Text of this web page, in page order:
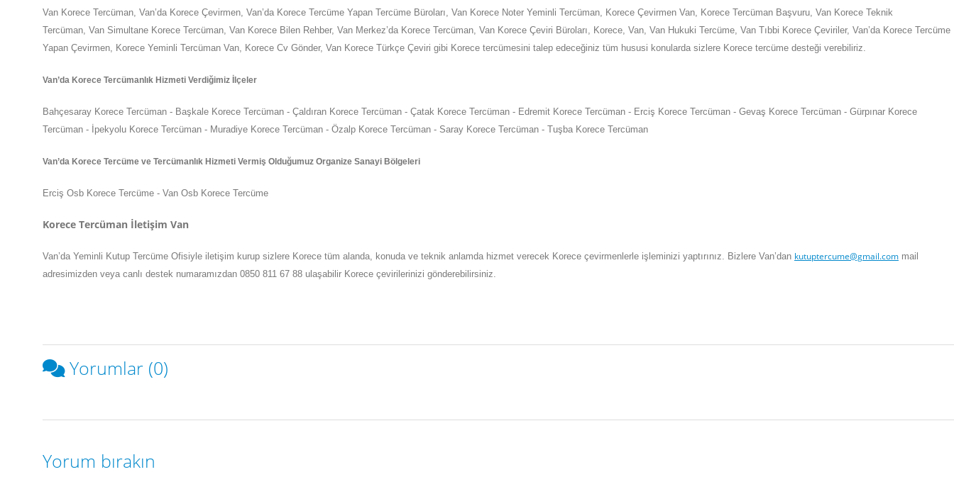
Van Korece Tercüman, Van’da Korece Çevirmen, Van’da Korece Tercüme Yapan Tercüme Büroları, Van Korece Noter Yeminli Tercüman, Korece Çevirmen Van, Korece Tercüman Başvuru, Van Korece Teknik
Tercüman, Van Simultane Korece Tercüman, Van Korece Bilen Rehber, Van Merkez’da Korece Tercüman, Van Korece Çeviri Büroları, Korece, Van, Van Hukuki Tercüme, Van Tıbbi Korece Çeviriler, Van’da Korece Tercüme
Yapan Çevirmen, Korece Yeminli Tercüman Van, Korece Cv Gönder, Van Korece Türkçe Çeviri gibi Korece tercümesini talep edeceğiniz tüm hususi konularda sizlere Korece tercüme desteği verebiliriz.
Van’da Korece Tercümanlık Hizmeti Verdiğimiz İlçeler
Bahçesaray Korece Tercüman - Başkale Korece Tercüman - Çaldıran Korece Tercüman - Çatak Korece Tercüman - Edremit Korece Tercüman - Erciş Korece Tercüman - Gevaş Korece Tercüman - Gürpınar Korece
Tercüman - İpekyolu Korece Tercüman - Muradiye Korece Tercüman - Özalp Korece Tercüman - Saray Korece Tercüman - Tuşba Korece Tercüman
Van’da Korece Tercüme ve Tercümanlık Hizmeti Vermiş Olduğumuz Organize Sanayi Bölgeleri
Erciş Osb Korece Tercüme - Van Osb Korece Tercüme
Korece Tercüman İletişim Van
Van’da Yeminli Kutup Tercüme Ofisiyle iletişim kurup sizlere Korece tüm alanda, konuda ve teknik anlamda hizmet verecek Korece çevirmenlerle işleminizi yaptırınız. Bizlere Van’dan kutuptercume@gmail.com mail
adresimizden veya canlı destek numaramızdan 0850 811 67 88 ulaşabilir Korece çevirilerinizi gönderebilirsiniz.
Yorumlar (0)
Yorum bırakın